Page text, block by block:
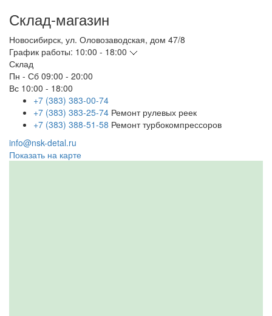
Склад-магазин
Новосибирск, ул. Оловозаводская, дом 47/8
График работы: 10:00 - 18:00
Склад
Пн - Сб 09:00 - 20:00
Вс 10:00 - 18:00
+7 (383) 383-00-74
+7 (383) 383-25-74 Ремонт рулевых реек
+7 (383) 388-51-58 Ремонт турбокомпрессоров
info@nsk-detal.ru
Показать на карте